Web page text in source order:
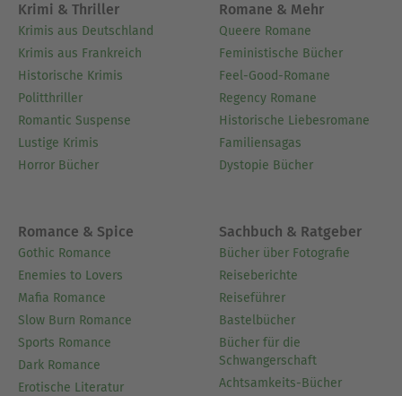
Krimi & Thriller
Krimis aus Deutschland
Krimis aus Frankreich
Historische Krimis
Politthriller
Romantic Suspense
Lustige Krimis
Horror Bücher
Romane & Mehr
Queere Romane
Feministische Bücher
Feel-Good-Romane
Regency Romane
Historische Liebesromane
Familiensagas
Dystopie Bücher
Romance & Spice
Gothic Romance
Enemies to Lovers
Mafia Romance
Slow Burn Romance
Sports Romance
Dark Romance
Erotische Literatur
Sachbuch & Ratgeber
Bücher über Fotografie
Reiseberichte
Reiseführer
Bastelbücher
Bücher für die
Schwangerschaft
Achtsamkeits-Bücher